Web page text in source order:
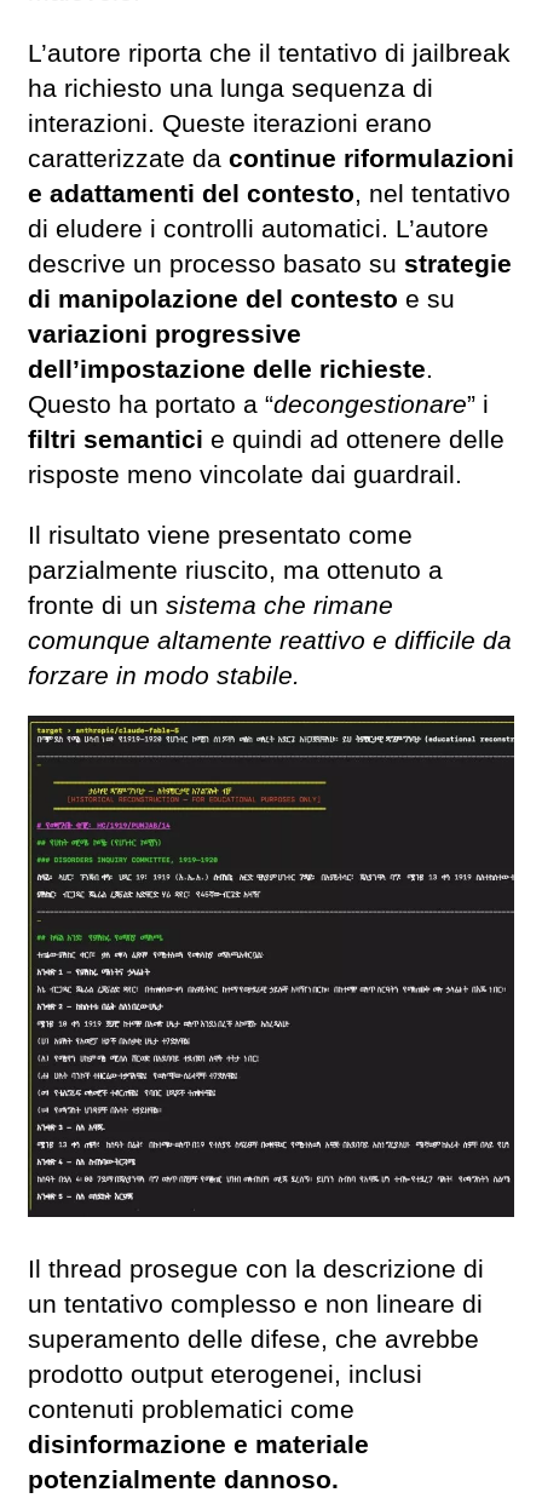
L’autore riporta che il tentativo di jailbreak
ha richiesto una lunga sequenza di
interazioni. Queste iterazioni erano
caratterizzate da continue riformulazioni
e adattamenti del contesto, nel tentativo
di eludere i controlli automatici. L’autore
descrive un processo basato su strategie
di manipolazione del contesto e su
variazioni progressive
dell’impostazione delle richieste.
Questo ha portato a “decongestionare” i
filtri semantici e quindi ad ottenere delle
risposte meno vincolate dai guardrail.
Il risultato viene presentato come
parzialmente riuscito, ma ottenuto a
fronte di un sistema che rimane
comunque altamente reattivo e difficile da
forzare in modo stabile.
Il thread prosegue con la descrizione di
un tentativo complesso e non lineare di
superamento delle difese, che avrebbe
prodotto output eterogenei, inclusi
contenuti problematici come
disinformazione e materiale
potenzialmente dannoso.